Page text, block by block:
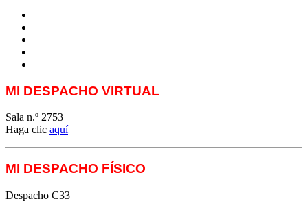
MI DESPACHO VIRTUAL
Sala n.º 2753
Haga clic aquí
MI DESPACHO FÍSICO
Despacho C33